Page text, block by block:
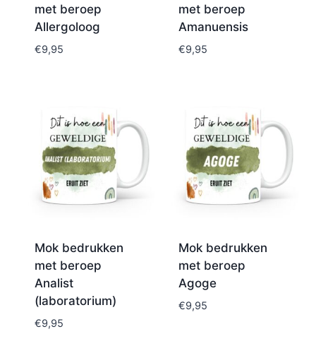
met beroep
Allergoloog
€9,95
met beroep
Amanuensis
€9,95
Mok bedrukken
met beroep
Analist
(laboratorium)
€9,95
Mok bedrukken
met beroep
Agoge
€9,95